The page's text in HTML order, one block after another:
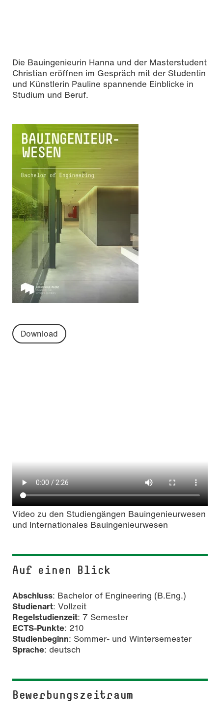
Die Bauingenieurin Hanna und der Masterstudent
Christian eröffnen im Gespräch mit der Studentin
und Künstlerin Pauline spannende Einblicke in
Studium und Beruf.
Download
Video zu den Studiengängen Bauingenieurwesen
und Internationales Bauingenieurwesen
Auf einen Blick
Abschluss: Bachelor of Engineering (B.Eng.)
Studienart: Vollzeit
Regelstudienzeit: 7 Semester
ECTS-Punkte: 210
Studienbeginn: Sommer- und Wintersemester
Sprache: deutsch
Bewerbungszeitraum